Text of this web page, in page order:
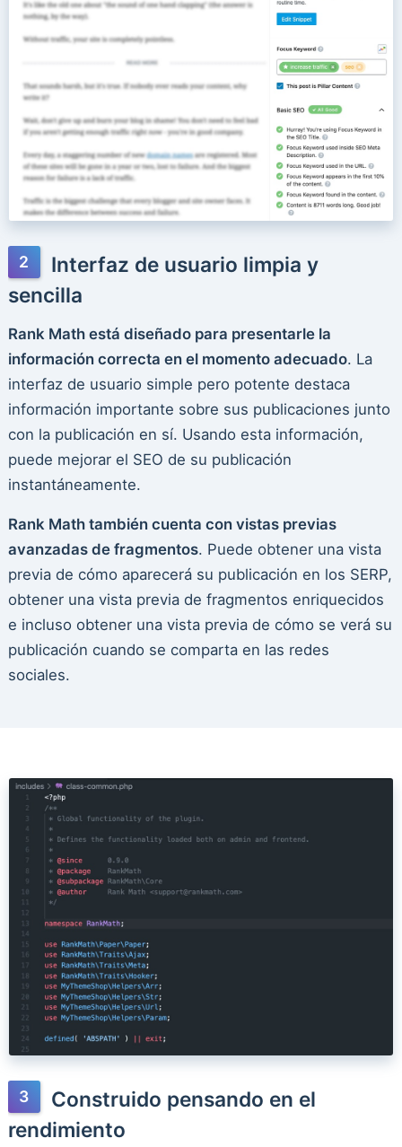
Interfaz de usuario limpia y
sencilla
Rank Math está diseñado para presentarle la
información correcta en el momento adecuado. La
interfaz de usuario simple pero potente destaca
información importante sobre sus publicaciones junto
con la publicación en sí. Usando esta información,
puede mejorar el SEO de su publicación
instantáneamente.
Rank Math también cuenta con vistas previas
avanzadas de fragmentos. Puede obtener una vista
previa de cómo aparecerá su publicación en los SERP,
obtener una vista previa de fragmentos enriquecidos
e incluso obtener una vista previa de cómo se verá su
publicación cuando se comparta en las redes
sociales.
Construido pensando en el
rendimiento